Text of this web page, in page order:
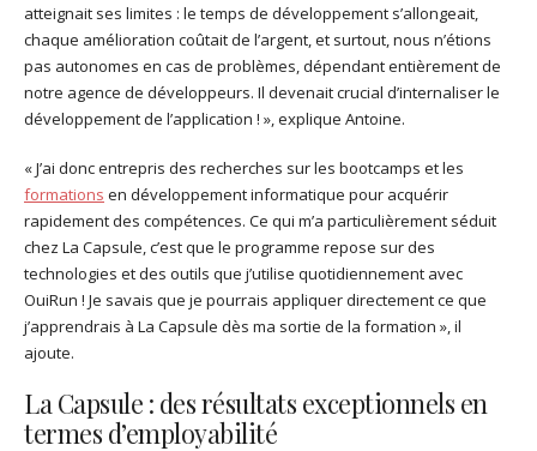
atteignait ses limites : le temps de développement s’allongeait,
chaque amélioration coûtait de l’argent, et surtout, nous n’étions
pas autonomes en cas de problèmes, dépendant entièrement de
notre agence de développeurs. Il devenait crucial d’internaliser le
développement de l’application ! », explique Antoine.
« J’ai donc entrepris des recherches sur les bootcamps et les
formations en développement informatique pour acquérir
rapidement des compétences. Ce qui m’a particulièrement séduit
chez La Capsule, c’est que le programme repose sur des
technologies et des outils que j’utilise quotidiennement avec
OuiRun ! Je savais que je pourrais appliquer directement ce que
j’apprendrais à La Capsule dès ma sortie de la formation », il
ajoute.
La Capsule : des résultats exceptionnels en
termes d’employabilité